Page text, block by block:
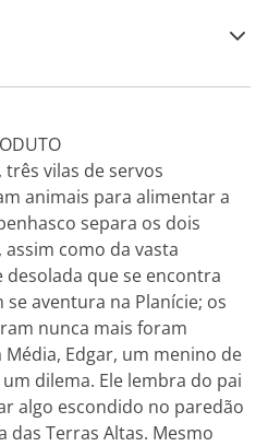
três vilas de servos
animais para alimentar a
separa os dois
como da vasta
desolada que se encontra
aventura na Planície; os
nunca mais foram
Edgar, um menino de
dilema. Ele lembra do pai
algo escondido no paredão
das Terras Altas. Mesmo